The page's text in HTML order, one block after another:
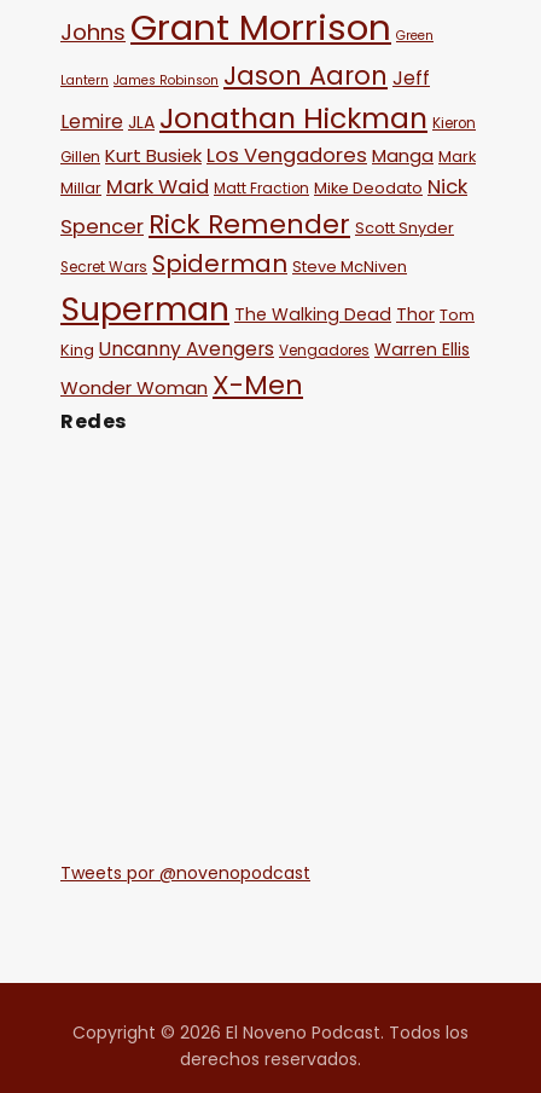
Johns Grant Morrison Green
Lantern James Robinson Jason Aaron Jeff
Lemire JLA Jonathan Hickman Kieron
Gillen Kurt Busiek Los Vengadores Manga Mark
Millar Mark Waid Matt Fraction Mike Deodato Nick
Spencer Rick Remender Scott Snyder
Secret Wars Spiderman Steve McNiven
Superman The Walking Dead Thor Tom
King Uncanny Avengers Vengadores Warren Ellis
Wonder Woman X-Men
Redes
Tweets por @novenopodcast
Copyright © 2026 El Noveno Podcast. Todos los
derechos reservados.